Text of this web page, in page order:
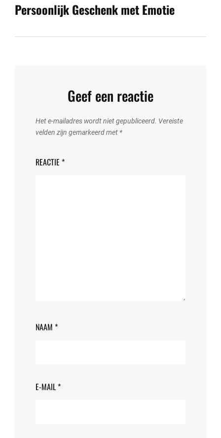
Persoonlijk Geschenk met Emotie
Geef een reactie
Het e-mailadres wordt niet gepubliceerd. Vereiste
velden zijn gemarkeerd met *
REACTIE *
NAAM *
E-MAIL*